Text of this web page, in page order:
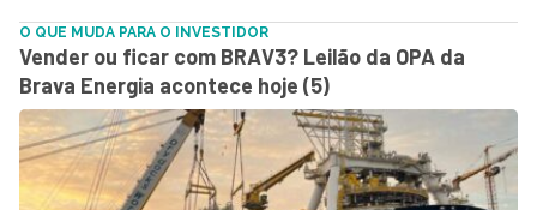
O QUE MUDA PARA O INVESTIDOR
Vender ou ficar com BRAV3? Leilão da OPA da
Brava Energia acontece hoje (5)